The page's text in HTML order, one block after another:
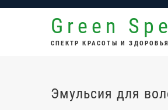
Перейти
Green
СПЕКТР КРАСОТЫ И ЗДОРОВЬЯ
Эмульсия для